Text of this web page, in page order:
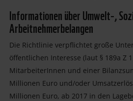
Informationen über Umwelt-,
Arbeitnehmerbelangen
Die Richtlinie verpflichtet große
öffentlichen Interesse (laut § 189a Z
MitarbeiterInnen und einer
Millionen Euro und/oder
Millionen Euro, ab 2017 in den